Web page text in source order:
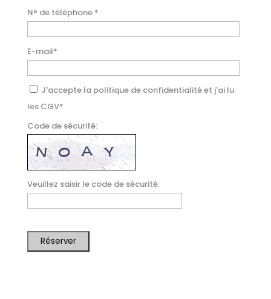
N° de téléphone *
E-mail*
J'accepte la politique de confidentialité et j'ai lu
les CGV*
Code de sécurité:
Veuillez saisir le code de sécurité:
Réserver